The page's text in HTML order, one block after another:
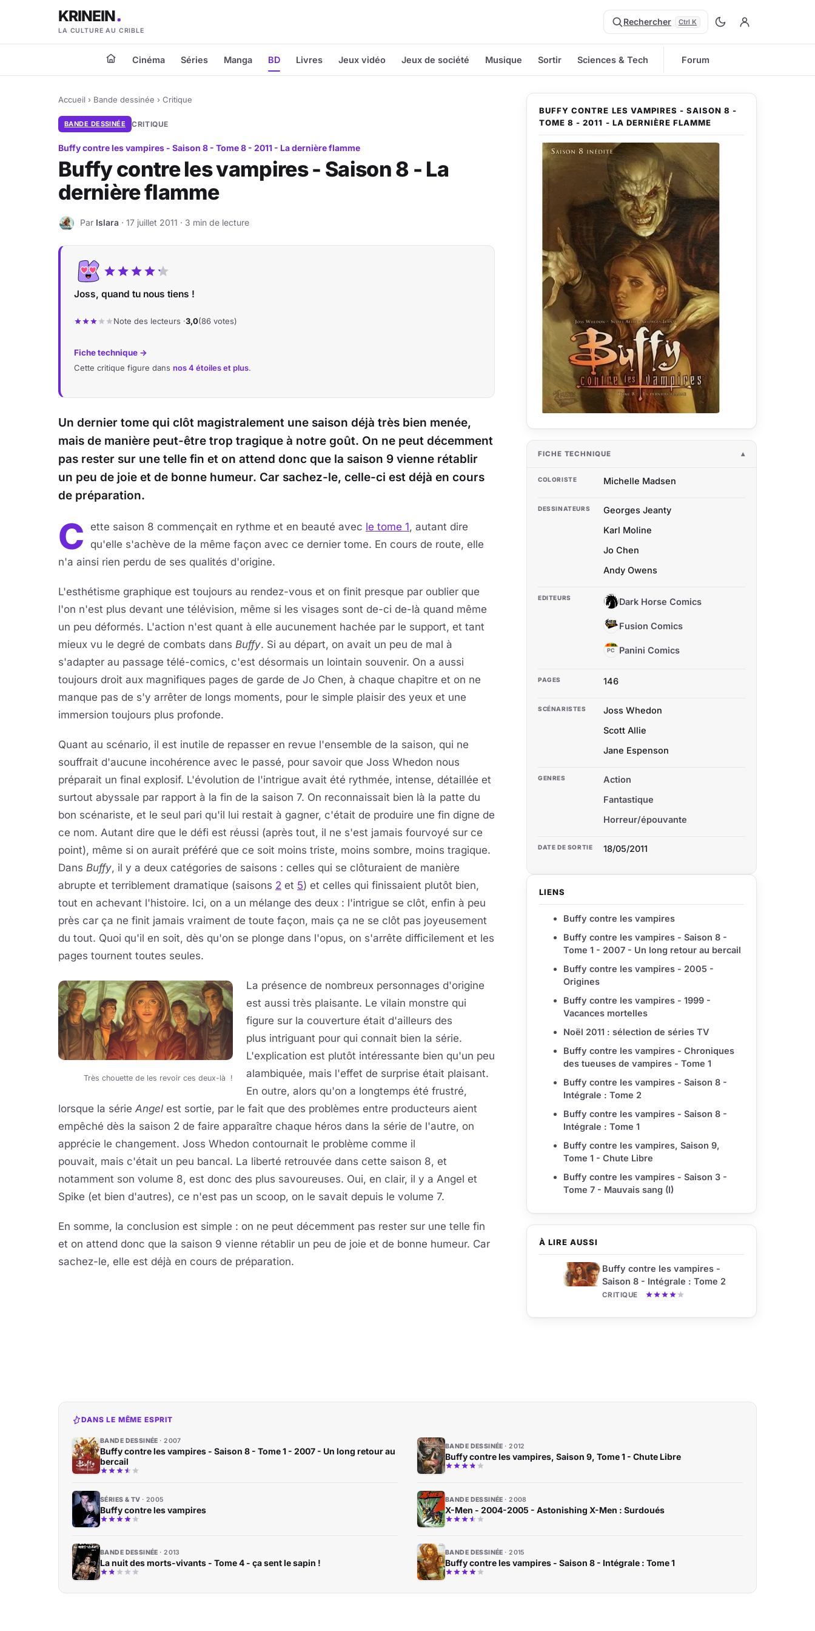
KRINEIN
LA CULTURE AU CRIBLE
Rechercher Ctrl K
Cinéma Séries Manga BD Livres Jeux vidéo Jeux de société Musique Sortir Sciences & Tech Forum
Accueil › Bande dessinée › Critique
BANDE DESSINÉE CRITIQUE
Buffy contre les vampires - Saison 8 - Tome 8 - 2011 - La dernière flamme
Buffy contre les vampires - Saison 8 - La
dernière flamme
I Par Islara · 17 juillet 2011 · 3 min de lecture
Joss, quand tu nous tiens !
Note des lecteurs ·3,0(86 votes)
Fiche technique →
Cette critique figure dans nos 4 étoiles et plus.
Un dernier tome qui clôt magistralement une saison déjà très bien menée,
mais de manière peut-être trop tragique à notre goût. On ne peut décemment
pas rester sur une telle fin et on attend donc que la saison 9 vienne rétablir
un peu de joie et de bonne humeur. Car sachez-le, celle-ci est déjà en cours
de préparation.
C ette saison 8 commençait en rythme et en beauté avec le tome 1, autant dire
qu'elle s'achève de la même façon avec ce dernier tome. En cours de route, elle
n'a ainsi rien perdu de ses qualités d'origine.
L'esthétisme graphique est toujours au rendez-vous et on finit presque par oublier que
l'on n'est plus devant une télévision, même si les visages sont de-ci de-là quand même
un peu déformés. L'action n'est quant à elle aucunement hachée par le support, et tant
mieux vu le degré de combats dans Buffy. Si au départ, on avait un peu de mal à
s'adapter au passage télé-comics, c'est désormais un lointain souvenir. On a aussi
toujours droit aux magnifiques pages de garde de Jo Chen, à chaque chapitre et on ne
manque pas de s'y arrêter de longs moments, pour le simple plaisir des yeux et une
immersion toujours plus profonde.
Quant au scénario, il est inutile de repasser en revue l'ensemble de la saison, qui ne
souffrait d'aucune incohérence avec le passé, pour savoir que Joss Whedon nous
préparait un final explosif. L'évolution de l'intrigue avait été rythmée, intense, détaillée et
surtout abyssale par rapport à la fin de la saison 7. On reconnaissait bien là la patte du
bon scénariste, et le seul pari qu'il lui restait à gagner, c'était de produire une fin digne de
ce nom. Autant dire que le défi est réussi (après tout, il ne s'est jamais fourvoyé sur ce
point), même si on aurait préféré que ce soit moins triste, moins sombre, moins tragique.
Dans Buffy, il y a deux catégories de saisons : celles qui se clôturaient de manière
abrupte et terriblement dramatique (saisons 2 et 5) et celles qui finissaient plutôt bien,
tout en achevant l'histoire. Ici, on a un mélange des deux : l'intrigue se clôt, enfin à peu
près car ça ne finit jamais vraiment de toute façon, mais ça ne se clôt pas joyeusement
du tout. Quoi qu'il en soit, dès qu'on se plonge dans l'opus, on s'arrête difficilement et les
pages tournent toutes seules.
Très chouette de les revoir ces deux-là !
La présence de nombreux personnages d'origine
est aussi très plaisante. Le vilain monstre qui
figure sur la couverture était d'ailleurs des
plus intriguant pour qui connait bien la série.
L'explication est plutôt intéressante bien qu'un peu
alambiquée, mais l'effet de surprise était plaisant.
En outre, alors qu'on a longtemps été frustré,
lorsque la série Angel est sortie, par le fait que des problèmes entre producteurs aient
empêché dès la saison 2 de faire apparaître chaque héros dans la série de l'autre, on
apprécie le changement. Joss Whedon contournait le problème comme il
pouvait, mais c'était un peu bancal. La liberté retrouvée dans cette saison 8, et
notamment son volume 8, est donc des plus savoureuses. Oui, en clair, il y a Angel et
Spike (et bien d'autres), ce n'est pas un scoop, on le savait depuis le volume 7.
En somme, la conclusion est simple : on ne peut décemment pas rester sur une telle fin
et on attend donc que la saison 9 vienne rétablir un peu de joie et de bonne humeur. Car
sachez-le, elle est déjà en cours de préparation.
À LIRE AUSSI
Buffy contre les vampires -
Saison 8 - Intégrale : Tome 2
CRITIQUE
BUFFY CONTRE LES VAMPIRES - SAISON 8 -
TOME 8 - 2011 - LA DERNIÈRE FLAMME
FICHE TECHNIQUE
COLORISTE Michelle Madsen
DESSINATEURS
Georges Jeanty
Karl Moline
Jo Chen
Andy Owens
EDITEURS DH Dark Horse Comics
FC Fusion Comics
PC Panini Comics
PAGES 146
SCÉNARISTES
Joss Whedon
Scott Allie
Jane Espenson
GENRES
Action
Fantastique
Horreur/épouvante
DATE DE SORTIE 18/05/2011
LIENS
Buffy contre les vampires
Buffy contre les vampires - Saison 8 -
Tome 1 - 2007 - Un long retour au bercail
Buffy contre les vampires - 2005 -
Origines
Buffy contre les vampires - 1999 -
Vacances mortelles
Noël 2011 : sélection de séries TV
Buffy contre les vampires - Chroniques
des tueuses de vampires - Tome 1
Buffy contre les vampires - Saison 8 -
Intégrale : Tome 2
Buffy contre les vampires - Saison 8 -
Intégrale : Tome 1
Buffy contre les vampires, Saison 9,
Tome 1 - Chute Libre
Buffy contre les vampires - Saison 3 -
Tome 7 - Mauvais sang (I)
DANS LE MÊME ESPRIT
BANDE DESSINÉE 2007
Buffy contre les vampires - Saison 8 - Tome 1 - 2007 - Un long retour au
bercail
BANDE DESSINÉE 2012
Buffy contre les vampires, Saison 9, Tome 1 - Chute Libre
SÉRIES & TV 2005
Buffy contre les vampires
BANDE DESSINÉE 2008
X-Men - 2004-2005 - Astonishing X-Men : Surdoués
BANDE DESSINÉE 2013
La nuit des morts-vivants - Tome 4 - ça sent le sapin !
BANDE DESSINÉE 2015
Buffy contre les vampires - Saison 8 - Intégrale : Tome 1